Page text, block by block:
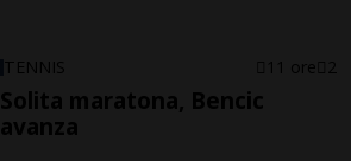
TENNIS 11 ore 2
Solita maratona, Bencic
avanza